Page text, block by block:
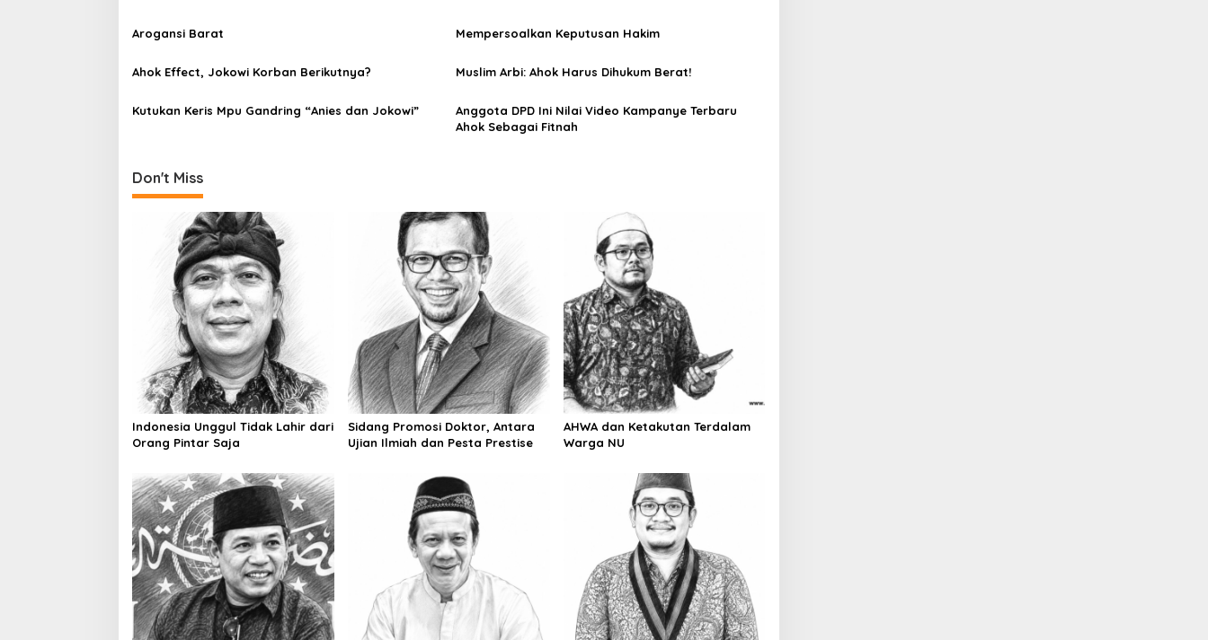
i
g
t
o
n
Arogansi Barat Mempersoalkan Keputusan Hakim
Ahok Effect, Jokowi Korban Berikutnya? Muslim Arbi: Ahok Harus Dihukum Berat!
Kutukan Keris Mpu Gandring “Anies dan Jokowi”
Anggota DPD Ini Nilai Video Kampanye Terbaru
Ahok Sebagai Fitnah
Don't Miss
Indonesia Unggul Tidak Lahir dari
Orang Pintar Saja
Sidang Promosi Doktor, Antara
Ujian Ilmiah dan Pesta Prestise
AHWA dan Ketakutan Terdalam
Warga NU